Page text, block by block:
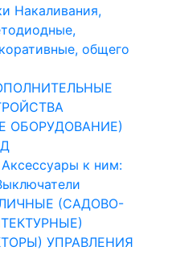
Накаливания,
общего
ОБОРУДОВАНИЕ)
к ним:
(САДОВО-
УПРАВЛЕНИЯ